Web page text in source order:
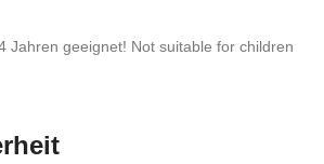
Jahren geeignet! Not suitable for children